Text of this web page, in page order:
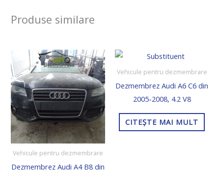
Produse similare
Vehicule pentru dezmembrare
Dezmembrez Audi A4 B8 din
Vehicule pentru dezmembrare
Dezmembrez Audi A6 C6 din
2005-2008, 4.2 V8
CITEȘTE MAI MULT